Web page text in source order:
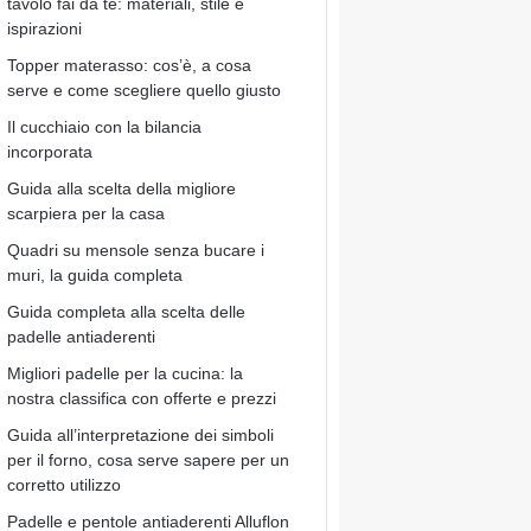
tavolo fai da te: materiali, stile e
ispirazioni
Topper materasso: cos’è, a cosa
serve e come scegliere quello giusto
Il cucchiaio con la bilancia
incorporata
Guida alla scelta della migliore
scarpiera per la casa
Quadri su mensole senza bucare i
muri, la guida completa
Guida completa alla scelta delle
padelle antiaderenti
Migliori padelle per la cucina: la
nostra classifica con offerte e prezzi
Guida all’interpretazione dei simboli
per il forno, cosa serve sapere per un
corretto utilizzo
Padelle e pentole antiaderenti Alluflon